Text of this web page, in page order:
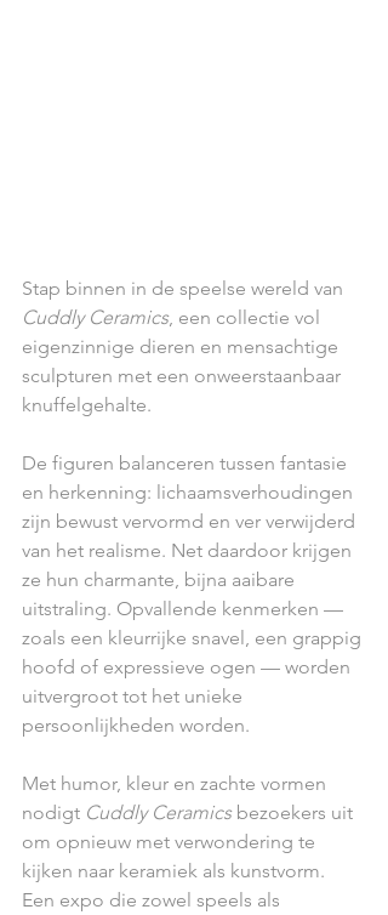
Stap binnen in de speelse wereld van
Cuddly Ceramics, een collectie vol
eigenzinnige dieren en mensachtige
sculpturen met een onweerstaanbaar
knuffelgehalte.
De figuren balanceren tussen fantasie
en herkenning: lichaamsverhoudingen
zijn bewust vervormd en ver verwijderd
van het realisme. Net daardoor krijgen
ze hun charmante, bijna aaibare
uitstraling. Opvallende kenmerken —
zoals een kleurrijke snavel, een grappig
hoofd of expressieve ogen — worden
uitvergroot tot het unieke
persoonlijkheden worden.
Met humor, kleur en zachte vormen
nodigt Cuddly Ceramics bezoekers uit
om opnieuw met verwondering te
kijken naar keramiek als kunstvorm.
Een expo die zowel speels als